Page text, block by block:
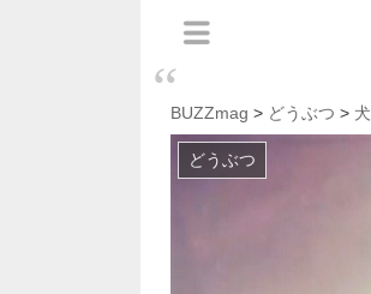
BUZZmag > どうぶつ > 犬
どうぶつ